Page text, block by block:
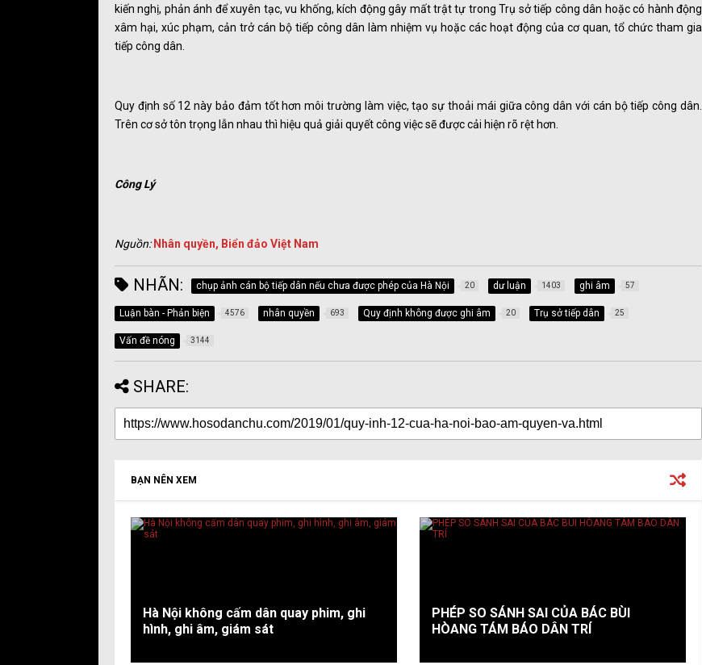
kiến nghị, phản ánh để xuyên tạc, vu khống, kích động gây mất trật tự trong Trụ sở tiếp công dân hoặc có hành động
xâm hại, xúc phạm, cản trở cán bộ tiếp công dân làm nhiệm vụ hoặc các hoạt động của cơ quan, tổ chức tham gia
tiếp công dân.
Quy định số 12 này bảo đảm tốt hơn môi trường làm việc, tạo sự thoải mái giữa công dân với cán bộ tiếp công dân.
Trên cơ sở tôn trọng lẫn nhau thì hiệu quả giải quyết công việc sẽ được cải hiện rõ rệt hơn.
Công Lý
Nguồn: Nhân quyền, Biển đảo Việt Nam
NHÃN: chụp ảnh cán bộ tiếp dân nếu chưa được phép của Hà Nội 20 dư luận 1403 ghi âm 57
Luận bàn - Phản biện 4576 nhân quyền 693 Quy định không được ghi âm 20 Trụ sở tiếp dân 25
Vấn đề nóng 3144
SHARE:
BẠN NÊN XEM
Hà Nội không cấm dân quay phim, ghi
hình, ghi âm, giám sát
PHÉP SO SÁNH SAI CỦA BÁC BÙI
HÒANG TÁM BÁO DÂN TRÍ